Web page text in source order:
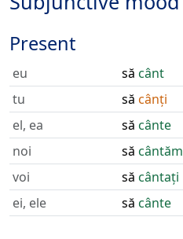
Present
eu să cânt
tu
să cânți
el, ea
să cânte
noi
să cântăm
voi
să cântați
ei, ele
să cânte